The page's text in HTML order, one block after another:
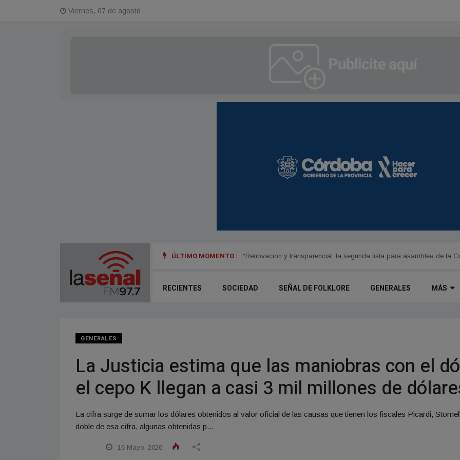
Viernes, 07 de agosto
ÚLTIMO MOMENTO : Allanamiento en el Concejo Deliberante “es una persecución política”
RECIENTES SOCIEDAD SEÑAL DE FOLKLORE GENERALES MÁS
GENERALES
La Justicia estima que las maniobras con el
el cepo K llegan a casi 3 mil millones de
La cifra surge de sumar los dólares obtenidos al valor oficial de las causas que tienen los fiscales Picardi,
doble de esa cifra, algunas obtenidas p...
16 Mayo, 2026